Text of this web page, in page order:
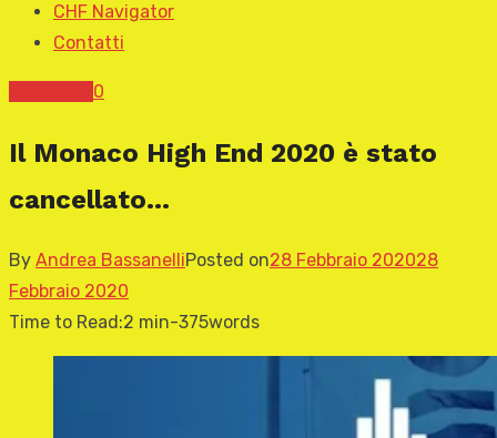
CHF Navigator
Contatti
0
Il Monaco High End 2020 è stato
cancellato…
By Andrea BassanelliPosted on28 Febbraio 202028
Febbraio 2020
Time to Read:2 min-375words